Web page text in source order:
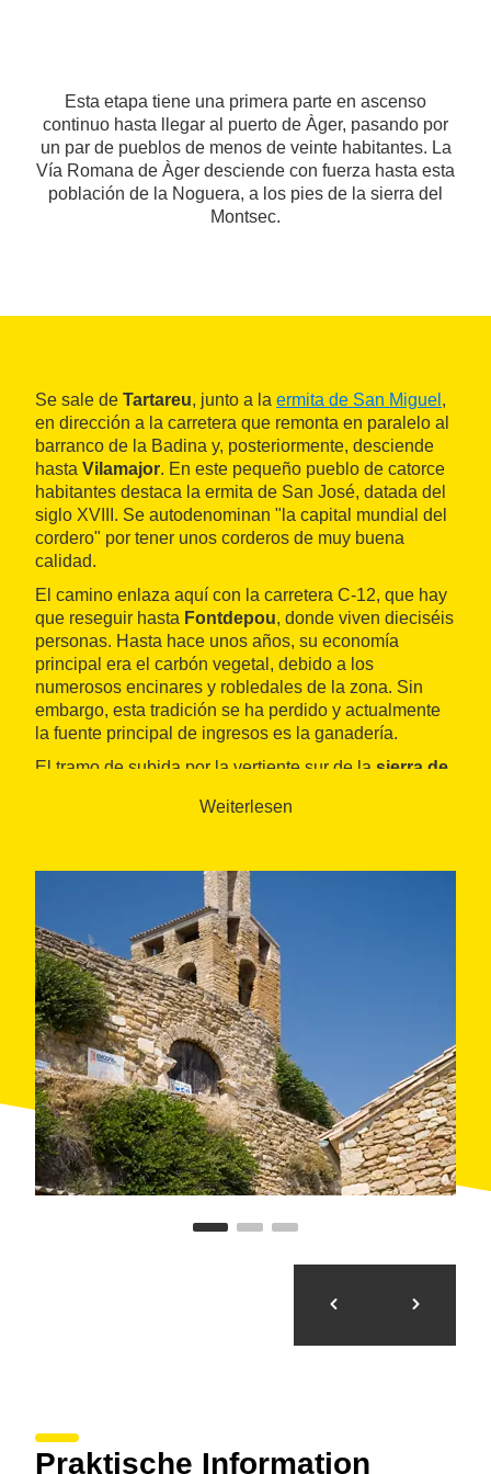
Esta etapa tiene una primera parte en ascenso
continuo hasta llegar al puerto de Àger, pasando por
un par de pueblos de menos de veinte habitantes. La
Vía Romana de Àger desciende con fuerza hasta esta
población de la Noguera, a los pies de la sierra del
Montsec.
Se sale de Tartareu, junto a la ermita de San Miguel ,
en dirección a la carretera que remonta en paralelo al
barranco de la Badina y, posteriormente, desciende
hasta Vilamajor. En este pequeño pueblo de catorce
habitantes destaca la ermita de San José, datada del
siglo XVIII. Se autodenominan "la capital mundial del
cordero" por tener unos corderos de muy buena
calidad.
El camino enlaza aquí con la carretera C-12, que hay
que reseguir hasta Fontdepou, donde viven dieciséis
personas. Hasta hace unos años, su economía
principal era el carbón vegetal, debido a los
numerosos encinares y robledales de la zona. Sin
embargo, esta tradición se ha perdido y actualmente
la fuente principal de ingresos es la ganadería.
El tramo de subida por la vertiente sur de la sierra de
Vía Romana de Àger, como se conoce el camino
número de lugares de interés, como el
monumental de San Pedro, con la
castillo, o la
iglesia parroquial de San Vicente
fondo, siempre está la presencia de la
Montsec.
Weiterlesen
Praktische Information